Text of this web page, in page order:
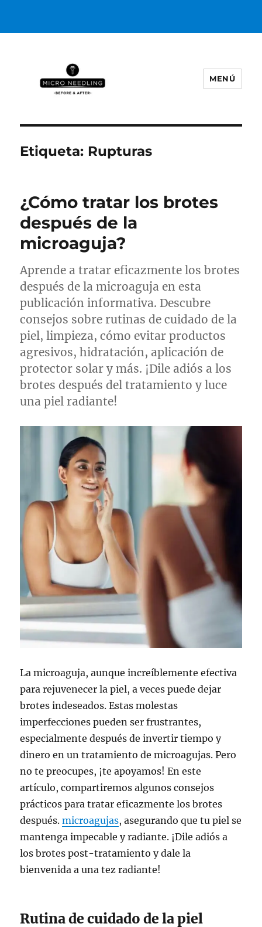
MENÚ
Etiqueta: Rupturas
¿Cómo tratar los brotes
después de la
microaguja?
Aprende a tratar eficazmente los brotes
después de la microaguja en esta
publicación informativa. Descubre
consejos sobre rutinas de cuidado de la
piel, limpieza, cómo evitar productos
agresivos, hidratación, aplicación de
protector solar y más. ¡Dile adiós a los
brotes después del tratamiento y luce
una piel radiante!
La microaguja, aunque increíblemente efectiva
para rejuvenecer la piel, a veces puede dejar
brotes indeseados. Estas molestas
imperfecciones pueden ser frustrantes,
especialmente después de invertir tiempo y
dinero en un tratamiento de microagujas. Pero
no te preocupes, ¡te apoyamos! En este
artículo, compartiremos algunos consejos
prácticos para tratar eficazmente los brotes
después.microagujas, asegurando que tu piel se
mantenga impecable y radiante. ¡Dile adiós a
los brotes post-tratamiento y dale la
bienvenida a una tez radiante!
Rutina de cuidado de la piel